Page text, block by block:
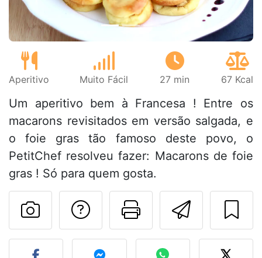
Aperitivo Muito Fácil 27 min 67 Kcal
Um aperitivo bem à Francesa ! Entre os
macarons revisitados em versão salgada, e
o foie gras tão famoso deste povo, o
PetitChef resolveu fazer: Macarons de foie
gras ! Só para quem gosta.
Imprima
Falar com o autor
Fez esta receita?